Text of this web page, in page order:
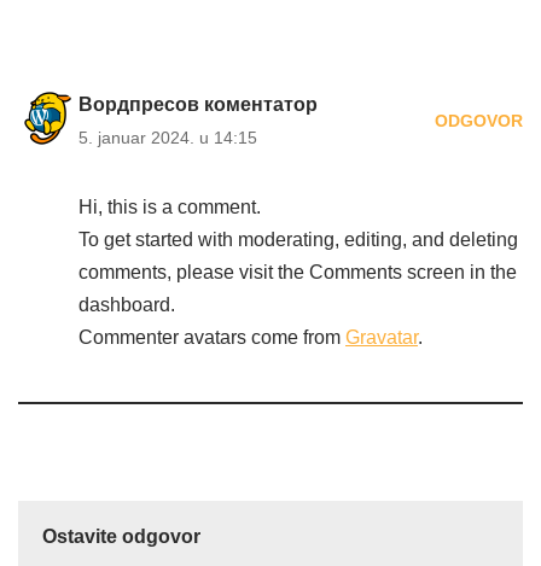
Вордпресов коментатор
5. januar 2024. u 14:15
ODGOVOR
Hi, this is a comment.
To get started with moderating, editing, and deleting
comments, please visit the Comments screen in the
dashboard.
Commenter avatars come from Gravatar.
Ostavite odgovor